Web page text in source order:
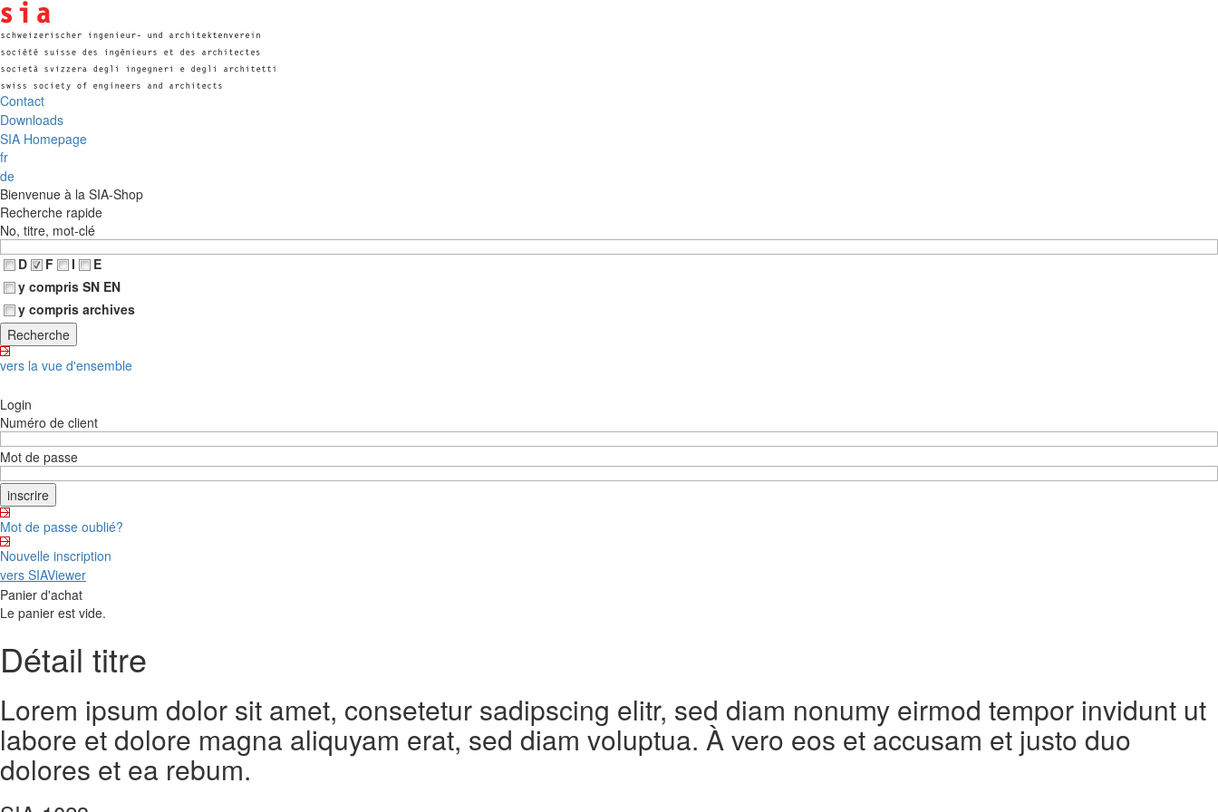
Contact
Downloads
SIA Homepage
fr
de
Bienvenue à la SIA-Shop
Recherche rapide
No, titre, mot-clé
D
F I
E
y compris SN EN
y compris archives
vers la vue d'ensemble
Login
Numéro de client
Mot de passe
Mot de passe oublié?
Nouvelle inscription
vers SIAViewer
Panier d'achat
Le panier est vide.
Détail titre
Lorem ipsum dolor sit amet, consetetur sadipscing elitr, sed diam nonumy eirmod tempor invidunt ut
labore et dolore magna aliquyam erat, sed diam voluptua. À vero eos et accusam et justo duo
dolores et ea rebum.